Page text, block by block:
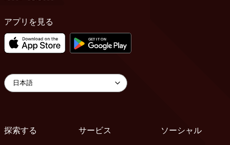
アプリを見る
探索する
サービス
ソーシャル